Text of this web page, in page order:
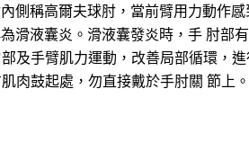
側稱高爾夫球肘，當前臂用力動作
液囊炎。滑液囊發炎時，手 肘部
及手臂肌力運動，改善局部循環，
肉鼓起處，勿直接戴於手肘關 節上。